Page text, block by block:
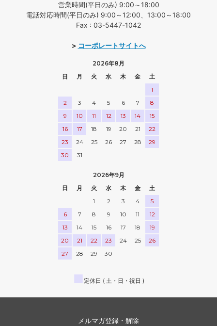
営業時間(平日のみ) 9:00～18:00
電話対応時間(平日のみ) 9:00～12:00、13:00～18:00
Fax : 03-5447-1042
> コーポレートサイトへ
2026年8月
日
月 火 水 木 金
土
1
2
3 4 5 6 7
8
9
10 11 12 13 14
15
16
17 18 19 20 21
22
23
24 25 26 27 28
29
30
31
2026年9月
日
月 火 水 木 金
土
1
2 3 4
5
6
7 8 9 10 11
12
13
14 15 16 17 18
19
20
21 22 23 24 25
26
27
28 29 30
■ 定休日 ( 土・日・祝日 )
メルマガ登録・解除